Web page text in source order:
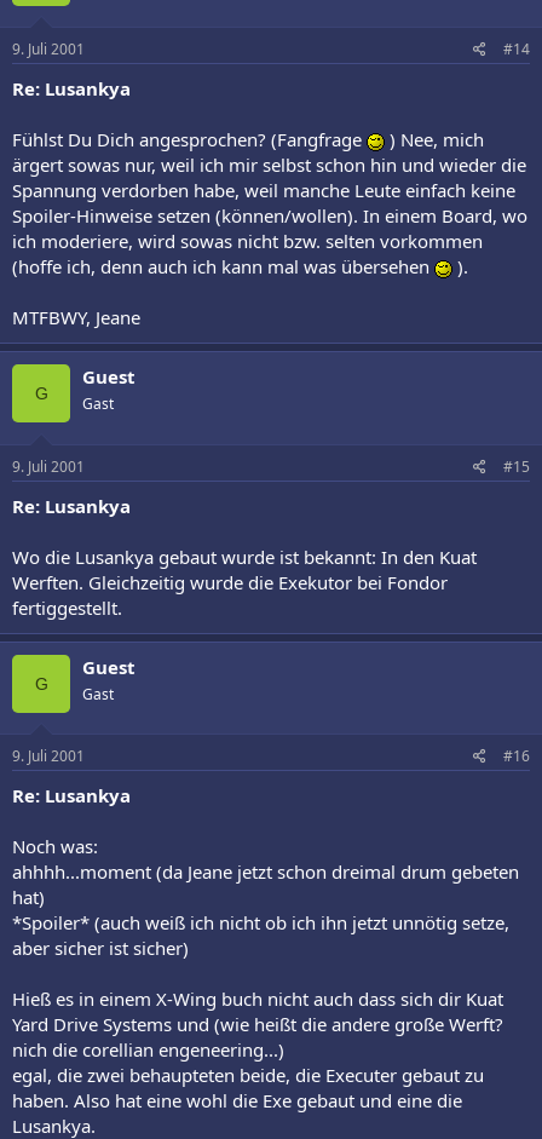
9. Juli 2001 #14
Re: Lusankya
Fühlst Du Dich angesprochen? (Fangfrage
) Nee, mich
ärgert sowas nur, weil ich mir selbst schon hin und wieder die
Spannung verdorben habe, weil manche Leute einfach keine
Spoiler-Hinweise setzen (können/wollen). In einem Board, wo
ich moderiere, wird sowas nicht bzw. selten vorkommen
(hoffe ich, denn auch ich kann mal was übersehen
).
MTFBWY, Jeane
G
Guest
Gast
9. Juli 2001 #15
Re: Lusankya
Wo die Lusankya gebaut wurde ist bekannt: In den Kuat
Werften. Gleichzeitig wurde die Exekutor bei Fondor
fertiggestellt.
G
Guest
Gast
9. Juli 2001 #16
Re: Lusankya
Noch was:
ahhhh...moment (da Jeane jetzt schon dreimal drum gebeten
hat)
*Spoiler* (auch weiß ich nicht ob ich ihn jetzt unnötig setze,
aber sicher ist sicher)
Hieß es in einem X-Wing buch nicht auch dass sich dir Kuat
Yard Drive Systems und (wie heißt die andere große Werft?
nich die corellian engeneering...)
egal, die zwei behaupteten beide, die Executer gebaut zu
haben. Also hat eine wohl die Exe gebaut und eine die
Lusankya.